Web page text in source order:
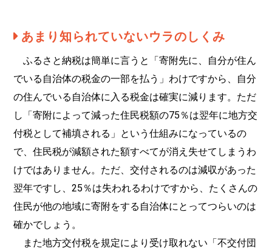
あまり知られていないウラのしくみ
ふるさと納税は簡単に言うと「寄附先に、自分が住ん
でいる自治体の税金の一部を払う」わけですから、自分
の住んでいる自治体に入る税金は確実に減ります。ただ
し「寄附によって減った住民税額の75％は翌年に地方交
付税として補填される」という仕組みになっているの
で、住民税が減額された額すべてが消え失せてしまうわ
けではありません。ただ、交付されるのは減収があった
翌年ですし、25％は失われるわけですから、たくさんの
住民が他の地域に寄附をする自治体にとってつらいのは
確かでしょう。
また地方交付税を規定により受け取れない「不交付団